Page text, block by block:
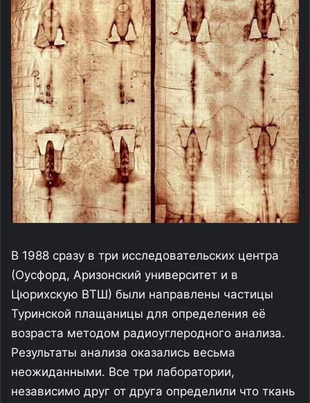
В 1988 сразу в три исследовательских центра
(Оусфорд, Аризонский университет и в
Цюрихскую ВТШ) были направлены частицы
Туринской плащаницы для определения её
возраста методом радиоуглеродного анализа.
Результаты анализа оказались весьма
неожиданными. Все три лаборатории,
независимо друг от друга определили что ткань